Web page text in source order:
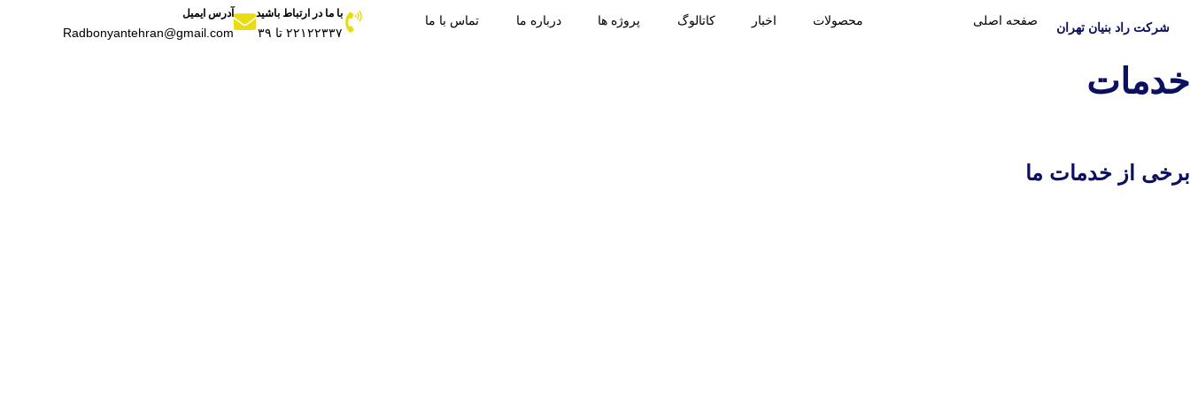
شرکت راد بنیان تهران صفحه اصلی محصولات اخبار کاتالوگ پروژه ها درباره ما تماس با ما با ما در ارتباط باشید
۲۲۱۲۲۳۳۷ تا ۳۹
آدرس ایمیل
Radbonyantehran@gmail.com
خدمات
برخی از خدمات ما